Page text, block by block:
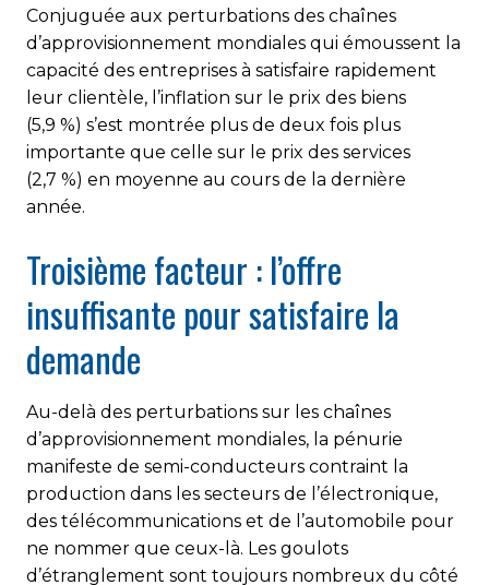
Conjuguée aux perturbations des chaînes
d’approvisionnement mondiales qui émoussent la
capacité des entreprises à satisfaire rapidement
leur clientèle, l’inflation sur le prix des biens
(5,9 %) s’est montrée plus de deux fois plus
importante que celle sur le prix des services
(2,7 %) en moyenne au cours de la dernière
année.
Troisième facteur : l’offre
insuffisante pour satisfaire la
demande
Au-delà des perturbations sur les chaînes
d’approvisionnement mondiales, la pénurie
manifeste de semi-conducteurs contraint la
production dans les secteurs de l’électronique,
des télécommunications et de l’automobile pour
ne nommer que ceux-là. Les goulots
d’étranglement sont toujours nombreux du côté